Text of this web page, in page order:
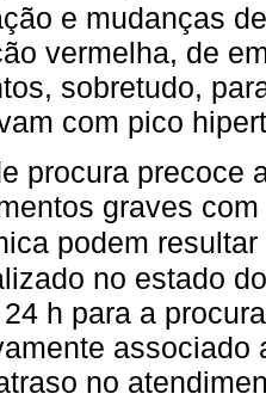
e mudanças
vermelha, de
sobretudo,
com pico
procura precoce
graves
podem
no estado
h para a
associado
no